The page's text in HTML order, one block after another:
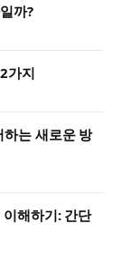
까?
가지
는 새로운 방
해하기: 간단